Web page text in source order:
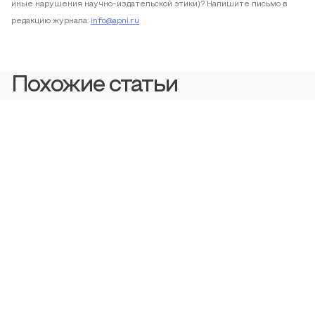
иные нарушения научно-издательской этики)? Напишите письмо в
редакцию журнала: info@apni.ru
Похожие статьи